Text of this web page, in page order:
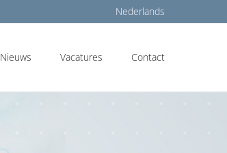
Nieuws Vacatures Contact
Nederlands